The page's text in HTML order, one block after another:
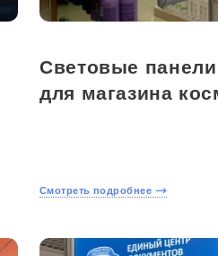
Световые
для магазина
Смотреть подробнее